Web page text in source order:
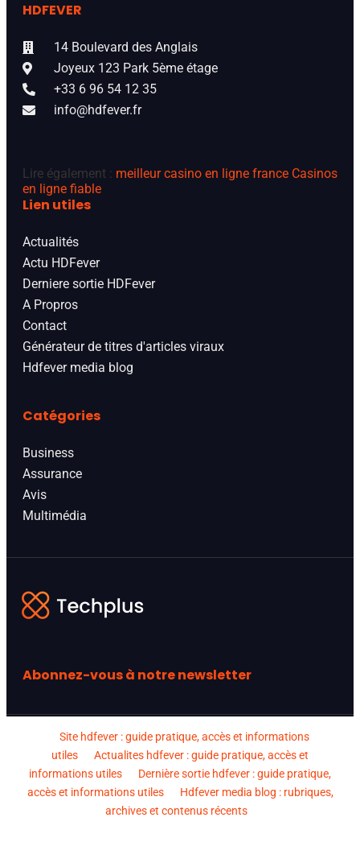
HDFEVER
14 Boulevard des Anglais
Joyeux 123 Park 5ème étage
+33 6 96 54 12 35
info@hdfever.fr
Lire également : meilleur casino en ligne france Casinos
en ligne fiable
Lien utiles
Actualités
Actu HDFever
Derniere sortie HDFever
A Propros
Contact
Générateur de titres d'articles viraux
Hdfever media blog
Catégories
Business
Assurance
Avis
Multimédia
Abonnez-vous à notre newsletter
Site hdfever : guide pratique, accès et informations
utiles
Actualites hdfever : guide pratique, accès et
informations utiles
Dernière sortie hdfever : guide pratique,
accès et informations utiles
Hdfever media blog : rubriques,
archives et contenus récents